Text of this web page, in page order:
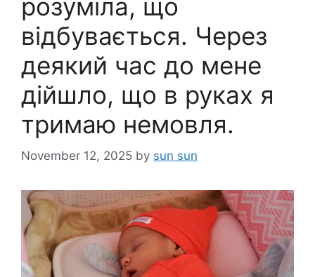
розуміла, що
відбувається. Через
деякий час до мене
дійшло, що в руках я
тримаю немовля.
November 12, 2025 by sun sun